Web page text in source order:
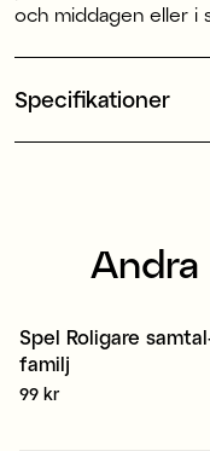
och middagen eller i
Specifikationer
Spel Roligare
familj
Pris:
99 kr